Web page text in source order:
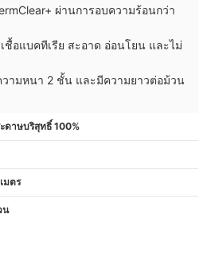
ผ่านการอบความร้อนกว่า
ชื้อแบคทีเรีย สะอาด อ่อนโยน และไม่
ามหนา 2 ชั้น และมีความยาวต่อม้วน
ะดาษบริสุทธิ์ 100%
มตร
น